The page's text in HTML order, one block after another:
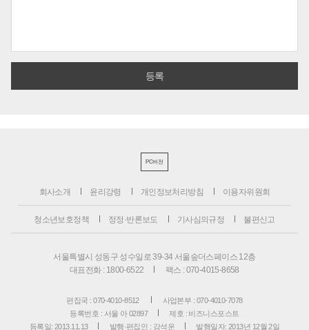
PC버전
회사소개 윤리강령 개인정보처리방침 이용자위원회
청소년보호정책 정정·반론보도 기사심의규정 불편신고
서울특별시 성동구 성수일로 39-34 서울숲더스페이스 12층
대표전화 : 1800-6522
팩스 : 070-4015-8658
편집국 : 070-4010-8512
사업본부 : 070-4010-7078
등록번호 : 서울 아 02897
제호 : 비즈니스포스트
등록일: 2013.11.13
발행·편집인 : 강석운 발행일자: 2013년 12월 2일